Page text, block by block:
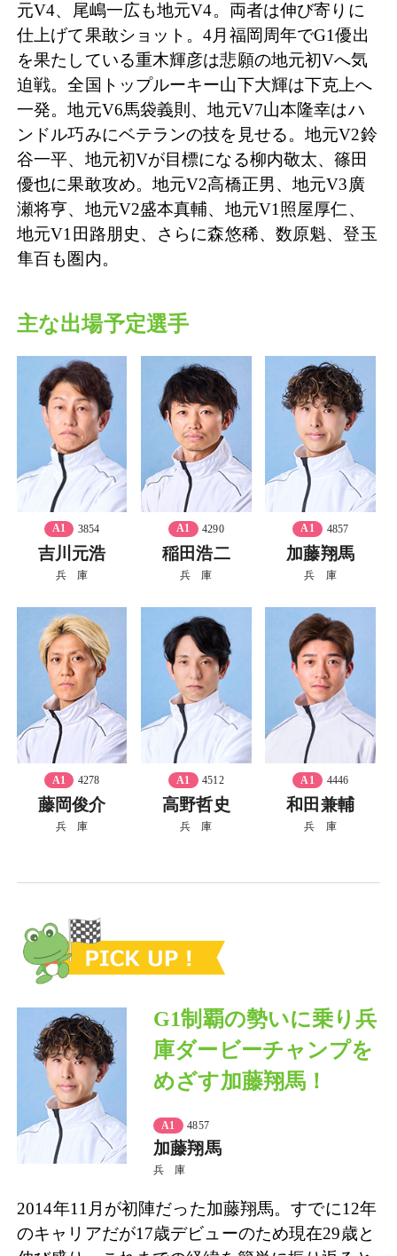
元V4、尾嶋一広も地元V4。両者は伸び寄りに
仕上げて果敢ショット。4月福岡周年でG1優出
を果たしている重木輝彦は悲願の地元初Vへ気
迫戦。全国トップルーキー山下大輝は下克上へ
一発。地元V6馬袋義則、地元V7山本隆幸はハ
ンドル巧みにベテランの技を見せる。地元V2鈴
谷一平、地元初Vが目標になる柳内敬太、篠田
優也に果敢攻め。地元V2高橋正男、地元V3廣
瀬将亨、地元V2盛本真輔、地元V1照屋厚仁、
地元V1田路朋史、さらに森悠稀、数原魁、登玉
隼百も圏内。
主な出場予定選手
A1 3854
吉川元浩
兵 庫
A1 4290
稲田浩二
兵 庫
A1 4857
加藤翔馬
兵 庫
A1 4278
藤岡俊介
兵 庫
A1 4512
高野哲史
兵 庫
A1 4446
和田兼輔
兵 庫
G1制覇の勢いに乗り兵
庫ダービーチャンプを
めざす加藤翔馬！
A1 4857
加藤翔馬
兵 庫
2014年11月が初陣だった加藤翔馬。すでに12年
のキャリアだが17歳デビューのため現在29歳と